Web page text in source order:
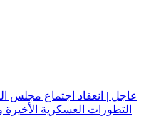
عاجل | انعقاد اجتماع مجلس
التطورات العسكرية